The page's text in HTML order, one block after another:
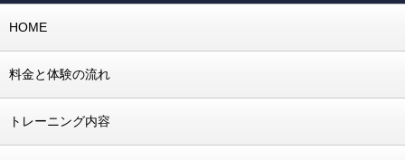
HOME
料金と体験の流れ
トレーニング内容